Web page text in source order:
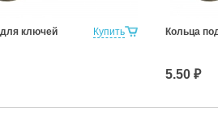
Купить
ключей
Кольца
5.50 ₽